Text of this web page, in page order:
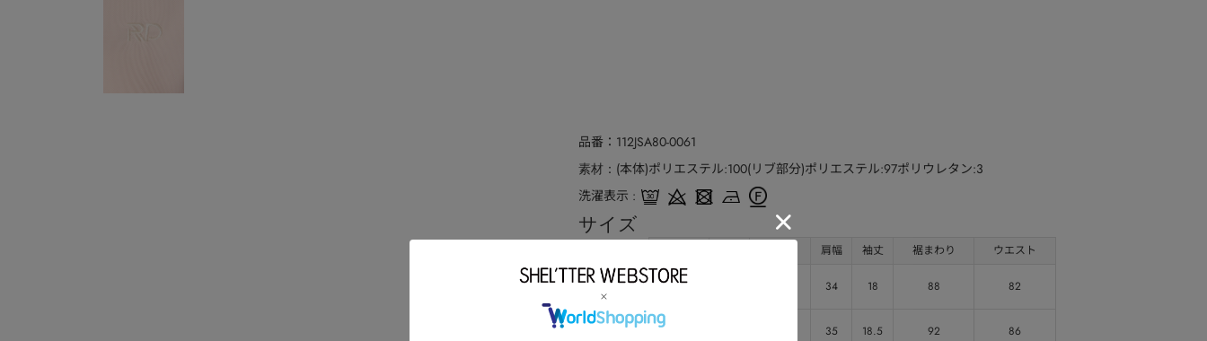
品番 112JSA80-0061
素材
(本体)ポリエステル:100(リブ部分)ポリエステル:97ポリウレタン:3
洗濯表示
サイズ
肩幅 袖丈 裾まわり ウエスト
S 34 18 88 82
35 18.5 92 86